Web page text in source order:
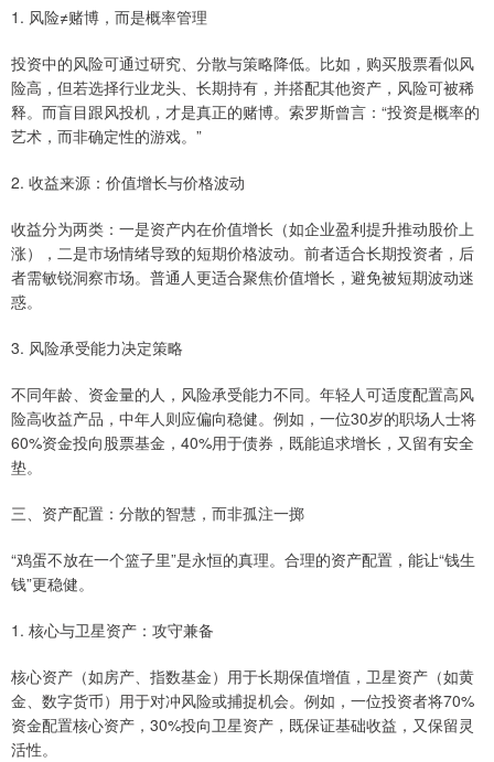
1. 风险≠赌博，而是概率管理
投资中的风险可通过研究、分散与策略降低。比如，购买股票看似风
险高，但若选择行业龙头、长期持有，并搭配其他资产，风险可被稀
释。而盲目跟风投机，才是真正的赌博。索罗斯曾言：“投资是概率的
艺术，而非确定性的游戏。”
2. 收益来源：价值增长与价格波动
收益分为两类：一是资产内在价值增长（如企业盈利提升推动股价上
涨），二是市场情绪导致的短期价格波动。前者适合长期投资者，后
者需敏锐洞察市场。普通人更适合聚焦价值增长，避免被短期波动迷
惑。
3. 风险承受能力决定策略
不同年龄、资金量的人，风险承受能力不同。年轻人可适度配置高风
险高收益产品，中年人则应偏向稳健。例如，一位30岁的职场人士将
60%资金投向股票基金，40%用于债券，既能追求增长，又留有安全
垫。
三、资产配置：分散的智慧，而非孤注一掷
“鸡蛋不放在一个篮子里”是永恒的真理。合理的资产配置，能让“钱生
钱”更稳健。
1. 核心与卫星资产：攻守兼备
核心资产（如房产、指数基金）用于长期保值增值，卫星资产（如黄
金、数字货币）用于对冲风险或捕捉机会。例如，一位投资者将70%
资金配置核心资产，30%投向卫星资产，既保证基础收益，又保留灵
活性。